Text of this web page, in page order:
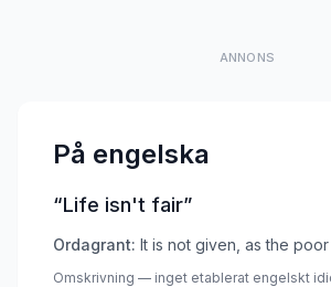
ANNONS
På engelska
“Life isn't fair”
Ordagrant: It is not given, as the
Omskrivning — inget etablerat engelskt